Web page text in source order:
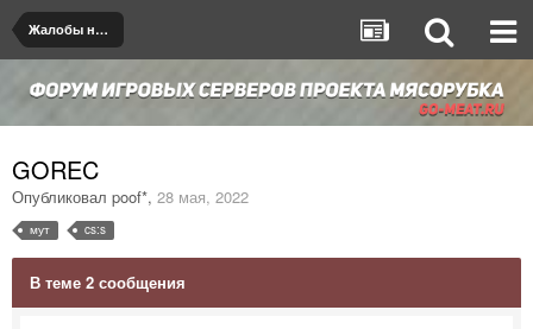
Жалобы на игроков/админов
GOREC
Опубликовал poof*, 28 мая, 2022
мут cs:s
В теме 2 сообщения